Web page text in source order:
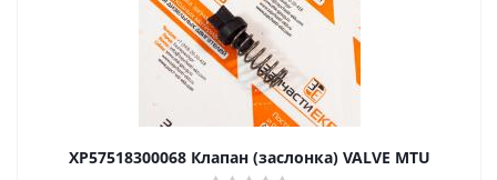
XP57518300068 Клапан (заслонка) VALVE MTU